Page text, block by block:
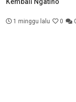
1 minggu lalu 0